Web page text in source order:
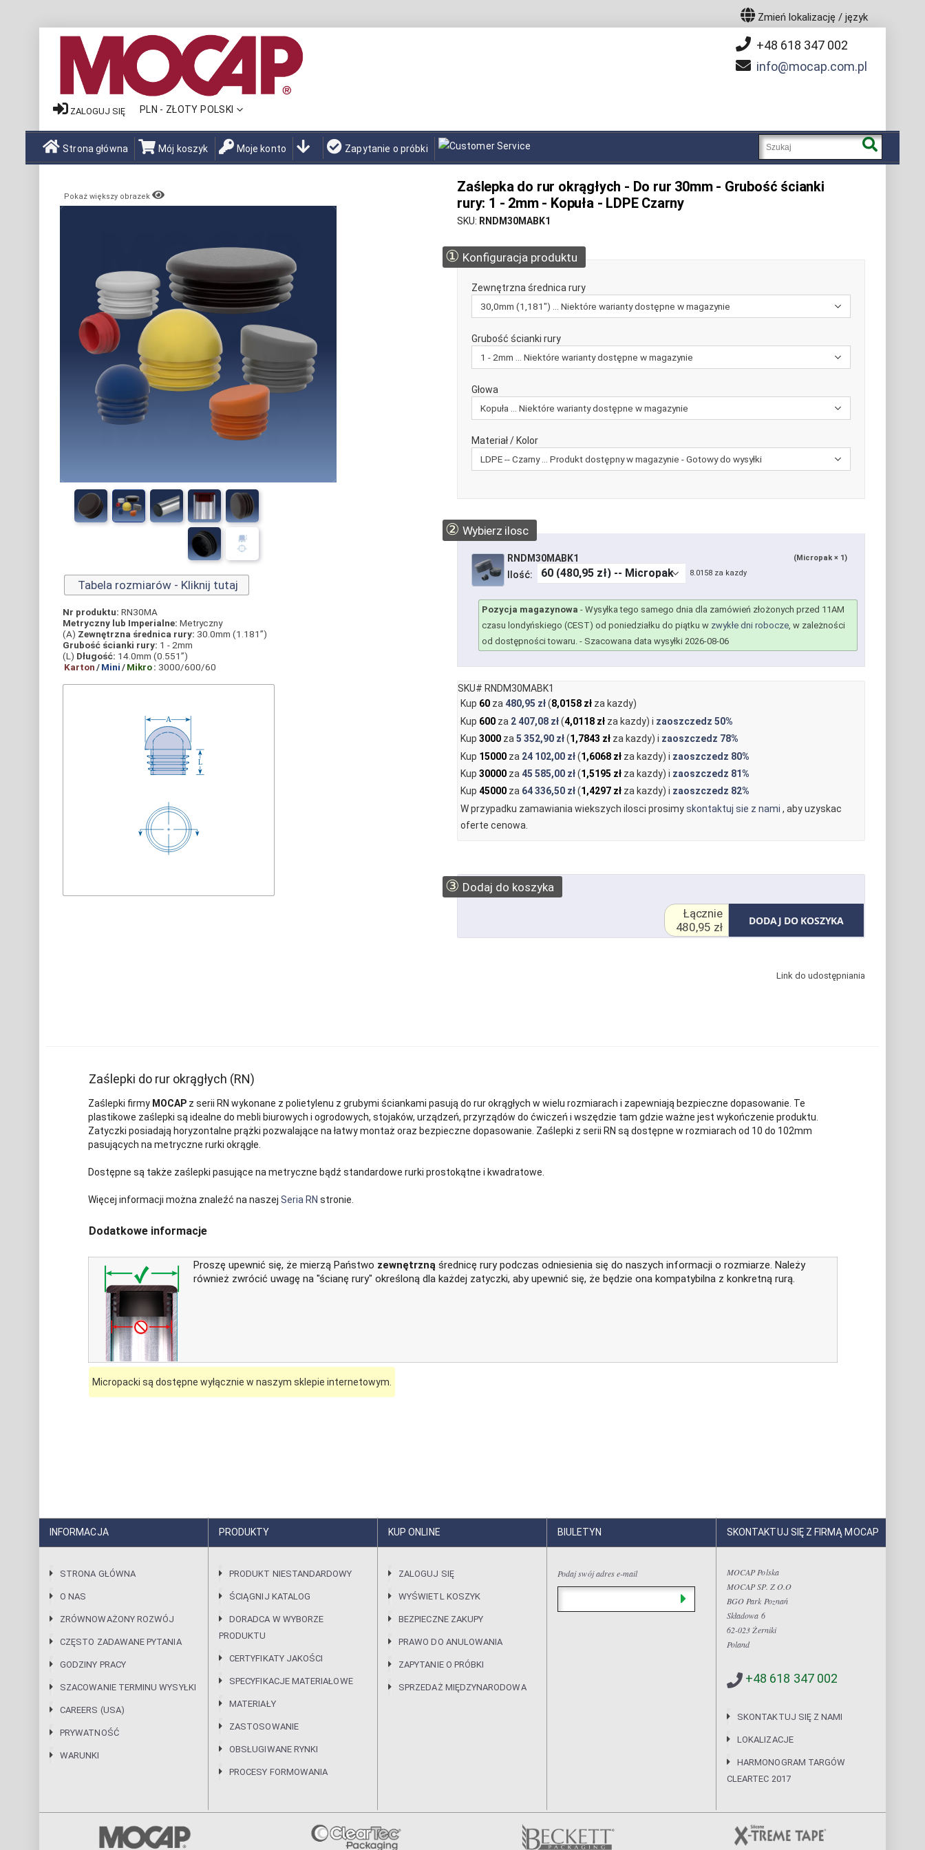
Zmień lokalizację / język
+48 618 347 002
info
mocap.com.pl
ZALOGUJ SIĘ WALUTA
PLN - ZŁOTY POLSKI
Strona główna Mój koszyk Moje konto Zapytanie o próbki
Zaślepka do rur okrągłych - Do rur 30mm - Grubość ścianki
rury: 1 - 2mm - Kopuła - LDPE Czarny
SKU RNDM30MABK1
① Konfiguracja produktu
Zewnętrzna średnica rury
Grubość ścianki rury
Głowa
Materiał / Kolor
② Wybierz ilosc
RNDM30MABK1 (Micropak × 1)
Ilość: 8.0158 za kazdy
Pozycja magazynowa -Wysyłka tego samego dnia dla zamówień złożonych przed 11AM
czasu londyńskiego (CEST) od poniedziałku do piątku w zwykłe dni robocze, w zależności
od dostępności towaru. - Szacowana data wysyłki 2026-08-06
SKU# RNDM30MABK1
Kup 60za480,95 zł(8,0158 złza kazdy)
Kup 600za 2 407,08 zł(4,0118 złza kazdy) i zaoszczedz 50%
Kup 3000za 5 352,90 zł(1,7843 złza kazdy) i zaoszczedz 78%
Kup 15000za 24 102,00 zł(1,6068 złza kazdy) i zaoszczedz 80%
Kup 30000za 45 585,00 zł(1,5195 złza kazdy) i zaoszczedz 81%
Kup 45000za 64 336,50 zł(1,4297 złza kazdy) i zaoszczedz 82%
W przypadku zamawiania wiekszych ilosci prosimyskontaktuj sie z nami , aby uzyskac
oferte cenowa.
③ Dodaj do koszyka
DODAJ DO KOSZYKA
Łącznie
480,95 zł
Link do udostępniania
Pokaż większy obrazek
Tabela rozmiarów - Kliknij tutaj
Nr produktu: RN30MA
Metryczny lub Imperialne: Metryczny
(A) Zewnętrzna średnica rury: 30.0mm (1.181”)
Grubość ścianki rury: 1 - 2mm
(L) Długość: 14.0mm (0.551”)
Karton/Mini/Mikro: 3000/600/60
Zaślepki do rur okrągłych (RN)
Zaślepki firmyMOCAPz serii RN wykonane z polietylenu z grubymi ściankami pasują do rur okrągłych w wielu rozmiarach i zapewniają bezpieczne dopasowanie. Te
plastikowe zaślepki są idealne do mebli biurowych i ogrodowych, stojaków, urządzeń, przyrządów do ćwiczeń i wszędzie tam gdzie ważne jest wykończenie produktu.
Zatyczki posiadają horyzontalne prążki pozwalające na łatwy montaż oraz bezpieczne dopasowanie. Zaślepki z serii RN są dostępne w rozmiarach od 10 do 102mm
pasujących na metryczne rurki okrągłe.
Dostępne są także zaślepki pasujące na metryczne bądź standardowe rurki prostokątne i kwadratowe.
Więcej informacji można znaleźć na naszej Seria RN stronie.
Dodatkowe informacje
Proszę upewnić się, że mierzą Państwo zewnętrzną średnicę rury podczas odniesienia się do naszych informacji o rozmiarze. Należy
również zwrócić uwagę na "ścianę rury" określoną dla każdej zatyczki, aby upewnić się, że będzie ona kompatybilna z konkretną rurą.
Micropacki są dostępne wyłącznie w naszym sklepie internetowym.
INFORMACJA
STRONA GŁÓWNA
O NAS
ZRÓWNOWAŻONY ROZWÓJ
CZĘSTO ZADAWANE PYTANIA
GODZINY PRACY
SZACOWANIE TERMINU WYSYŁKI
CAREERS (USA)
PRYWATNOŚĆ
WARUNKI
PRODUKTY
PRODUKT NIESTANDARDOWY
ŚCIĄGNIJ KATALOG
DORADCA W WYBORZE
PRODUKTU
CERTYFIKATY JAKOŚCI
SPECYFIKACJE MATERIAŁOWE
MATERIAŁY
ZASTOSOWANIE
OBSŁUGIWANE RYNKI
PROCESY FORMOWANIA
KUP ONLINE
ZALOGUJ SIĘ
WYŚWIETL KOSZYK
BEZPIECZNE ZAKUPY
PRAWO DO ANULOWANIA
ZAPYTANIE O PRÓBKI
SPRZEDAŻ MIĘDZYNARODOWA
BIULETYN
Podaj swój adres e-mail
SKONTAKTUJ SIĘ Z FIRMĄ MOCAP
MOCAP Polska
MOCAP SP. Z O.O
BGO Park Poznań
Składowa 6
62-023 Żerniki
Poland
+48 618 347 002
SKONTAKTUJ SIĘ Z NAMI
LOKALIZACJE
HARMONOGRAM TARGÓW
CLEARTEC 2017